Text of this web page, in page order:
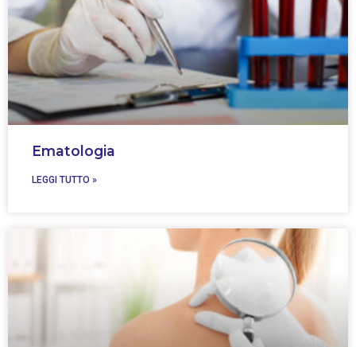
Ematologia
LEGGI TUTTO »